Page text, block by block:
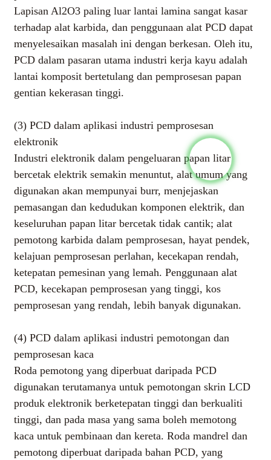
Lapisan Al2O3 paling luar lantai lamina sangat kasar
terhadap alat karbida, dan penggunaan alat PCD dapat
menyelesaikan masalah ini dengan berkesan. Oleh itu,
PCD dalam pasaran utama industri kerja kayu adalah
lantai komposit bertetulang dan pemprosesan papan
gentian kekerasan tinggi.
(3) PCD dalam aplikasi industri pemprosesan
elektronik
Industri elektronik dalam pengeluaran papan litar
bercetak elektrik semakin menuntut, alat umum yang
digunakan akan mempunyai burr, menjejaskan
pemasangan dan kedudukan komponen elektrik, dan
keseluruhan papan litar bercetak tidak cantik; alat
pemotong karbida dalam pemprosesan, hayat pendek,
kelajuan pemprosesan perlahan, kecekapan rendah,
ketepatan pemesinan yang lemah. Penggunaan alat
PCD, kecekapan pemprosesan yang tinggi, kos
pemprosesan yang rendah, lebih banyak digunakan.
(4) PCD dalam aplikasi industri pemotongan dan
pemprosesan kaca
Roda pemotong yang diperbuat daripada PCD
digunakan terutamanya untuk pemotongan skrin LCD
produk elektronik berketepatan tinggi dan berkualiti
tinggi, dan pada masa yang sama boleh memotong
kaca untuk pembinaan dan kereta. Roda mandrel dan
pemotong diperbuat daripada bahan PCD, yang